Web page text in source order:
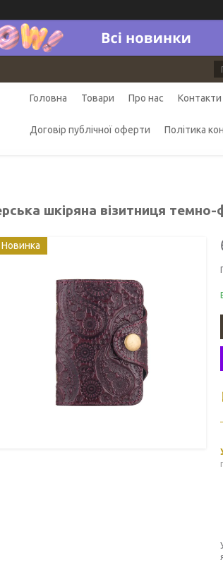
Головна Товари Про нас Контакти
Договір публічної оферти Політика
шкіряна візитниця
Новинка